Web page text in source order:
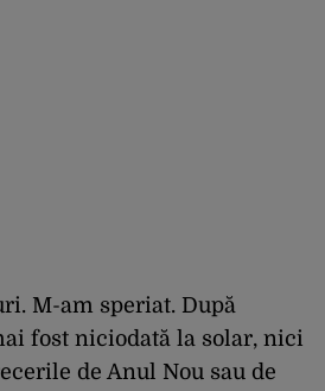
M-am speriat. După
fost niciodată la solar, nici
de Anul Nou sau de